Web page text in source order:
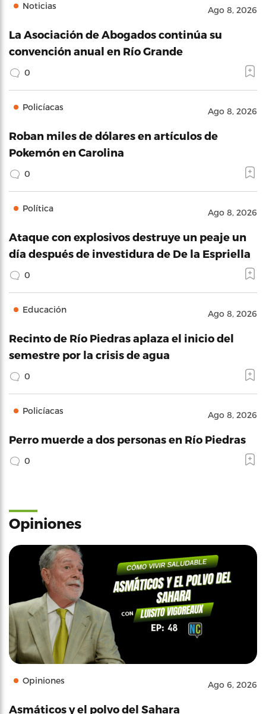
Noticias Ago 8, 2026
La Asociación de Abogados continúa su
convención anual en Río Grande
0
Policíacas Ago 8, 2026
Roban miles de dólares en artículos de
Pokemón en Carolina
0
Política Ago 8, 2026
Ataque con explosivos destruye un peaje un
día después de investidura de De la Espriella
0
Educación Ago 8, 2026
Recinto de Río Piedras aplaza el inicio del
semestre por la crisis de agua
0
Policíacas Ago 8, 2026
Perro muerde a dos personas en Río Piedras
0
Opiniones
Opiniones Ago 6, 2026
Asmáticos y el polvo del Sahara